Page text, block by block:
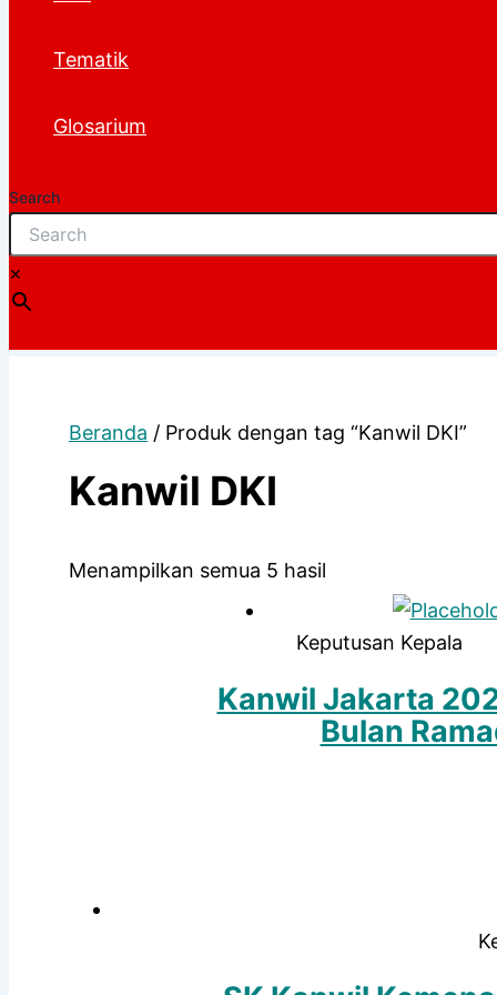
Tematik
Glosarium
Search
×
Beranda / Produk dengan tag “Kanwil DKI”
Kanwil DKI
Menampilkan semua 5 hasil
menurut
yang
Keputusan Kepala
Kanwil Jakarta
Bulan